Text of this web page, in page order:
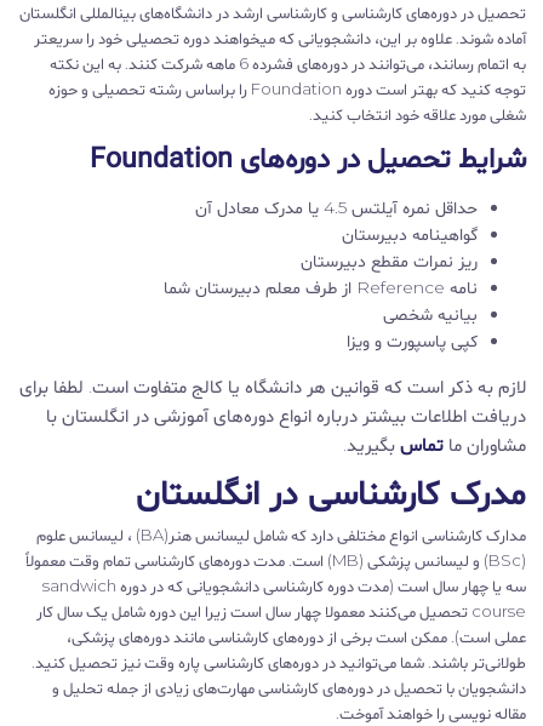
تحصیل در دوره‌های کارشناسی و کارشناسی ارشد در دانشگاه‌های بینالمللی انگلستان
آماده شوند. علاوه بر این، دانشجویانی که میخواهند دوره تحصیلی خود را سریعتر
به اتمام رسانند، می‌توانند در دوره‌های فشرده 6 ماهه شرکت کنند. به این نکته
توجه کنید که بهتر است دوره Foundation را براساس رشته تحصیلی و حوزه
شغلی مورد علاقه خود انتخاب کنید.
شرایط تحصیل در دوره‌های Foundation
حداقل نمره آیلتس 4.5 یا مدرک معادل آن
گواهینامه دبیرستان
ریز نمرات مقطع دبیرستان
نامه Reference از طرف معلم دبیرستان شما
بیانیه شخصی
کپی پاسپورت و ویزا
لازم به ذکر است که قوانین هر دانشگاه یا کالج متفاوت است. لطفا برای
دریافت اطلاعات بیشتر درباره انواع دوره‌های آموزشی در انگلستان با
مشاوران ماتماسبگیرید.
مدرک کارشناسی در انگلستان
مدارک کارشناسی انواع مختلفی دارد که شامل لیسانس هنر(BA) ، لیسانس علوم
(BSc) و لیسانس پزشکی (MB) است. مدت دوره‌های کارشناسی تمام وقت معمولاً
سه یا چهار سال است (مدت دوره کارشناسی دانشجویانی که در دوره sandwich
course تحصیل می‌کنند معمولا چهار سال است زیرا این دوره شامل یک سال کار
عملی است). ممکن است برخی از دوره‌های کارشناسی مانند دوره‌های پزشکی،
طولانی‌تر باشند. شما می‌توانید در دوره‌های کارشناسی پاره وقت نیز تحصیل کنید.
دانشجویان با تحصیل در دوره‌های کارشناسی مهارت‌های زیادی از جمله تحلیل و
مقاله نویسی را خواهند آموخت.